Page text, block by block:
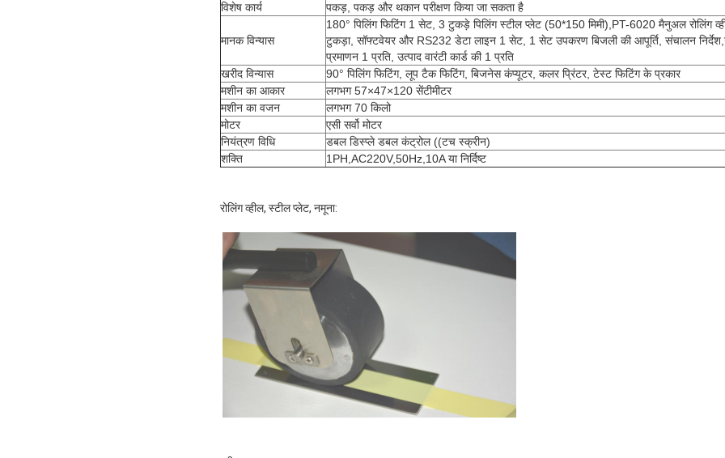
विशेष कार्य
पकड़, पकड़ और थकान परीक्षण किया जा सकता है
मानक विन्यास
180° पिलिंग फिटिंग 1 सेट, 3 टुकड़े पिलिंग स्टील प्लेट (50*150 मिमी),PT-6020 मैनुअल रोलिंग
टुकड़ा, सॉफ्टवेयर और RS232 डेटा लाइन 1 सेट, 1 सेट उपकरण बिजली की आपूर्ति, संचालन
प्रमाणन 1 प्रति, उत्पाद वारंटी कार्ड की 1 प्रति
खरीद विन्यास
90° पिलिंग फिटिंग, लूप टैक फिटिंग, बिजनेस कंप्यूटर, कलर प्रिंटर, टेस्ट फिटिंग के प्रकार
मशीन का आकार
लगभग 57×47×120 सेंटीमीटर
मशीन का वजन
लगभग 70 किलो
मोटर
एसी सर्वो मोटर
नियंत्रण विधि
डबल डिस्प्ले डबल कंट्रोल ((टच स्क्रीन)
शक्ति
1PH,AC220V,50Hz,10A या निर्दिष्ट
रोलिंग व्हील, स्टील प्लेट, नमूना: